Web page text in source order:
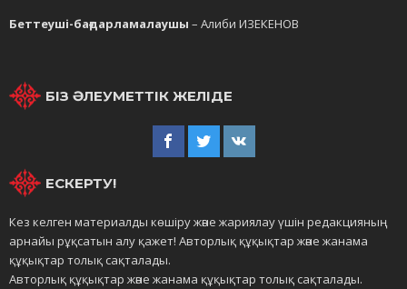
Беттеуші-бағдарламалаушы – Алиби ИЗЕКЕНОВ
БІЗ ӘЛЕУМЕТТІК ЖЕЛІДЕ
ЕСКЕРТУ!
Кез келген материалды көшіру және жариялау үшін редакцияның
арнайы рұқсатын алу қажет! Авторлық құқықтар және жанама
құқықтар толық сақталады.
Авторлық құқықтар және жанама құқықтар толық сақталады.